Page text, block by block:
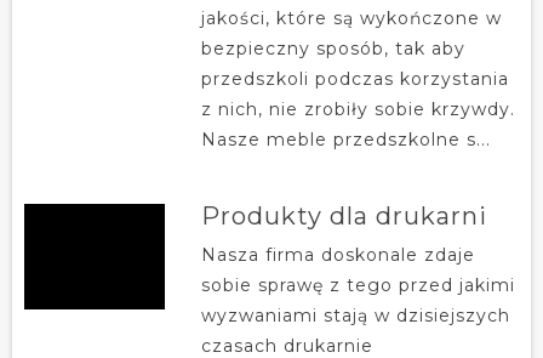
jakości, które są wykończone w
bezpieczny sposób, tak aby
przedszkoli podczas korzystania
z nich, nie zrobiły sobie krzywdy.
Nasze meble przedszkolne s...
Produkty dla drukarni
Nasza firma doskonale zdaje
sobie sprawę z tego przed jakimi
wyzwaniami stają w dzisiejszych
czasach drukarnie